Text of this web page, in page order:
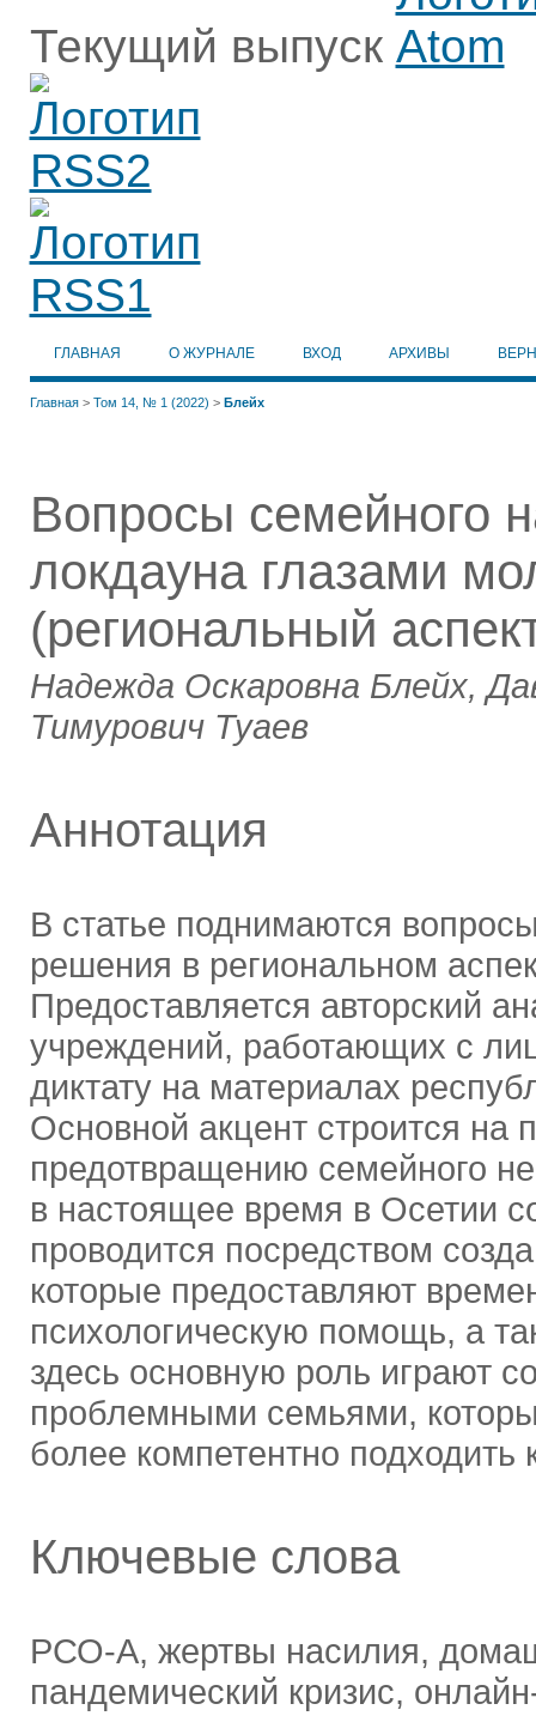
Текущий выпуск
ГЛАВНАЯ О ЖУРНАЛЕ ВХОД АРХИВЫ
Главная> Том 14, № 1 (2022) > Блейх
Вопросы семейного
локдауна глазами
(региональный
Надежда Оскаровна Блейх,
Тимурович Туаев
Аннотация
В статье поднимаются
решения в региональном
Предоставляется авторский
учреждений, работающих с
диктату на материалах
Основной акцент строится на
предотвращению семейного
в настоящее время в Осетии
проводится посредством
которые предоставляют
психологическую помощь, а
здесь основную роль играют
проблемными семьями,
более компетентно подходить
Ключевые слова
РСО-А, жертвы насилия,
пандемический кризис,